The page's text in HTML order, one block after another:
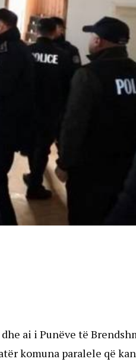
ai i Punëve të
komuna paralele që